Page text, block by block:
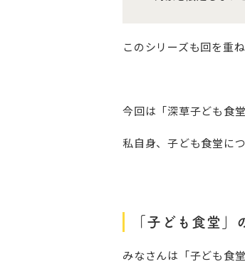
このシリーズも回を重
今回は「深草子ども食
私自身、子ども食堂に
「子ども食堂」
みなさんは「子ども食